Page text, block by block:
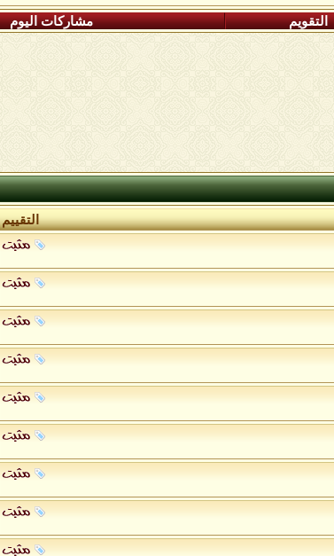
التقويم مشاركات اليوم
التقييم